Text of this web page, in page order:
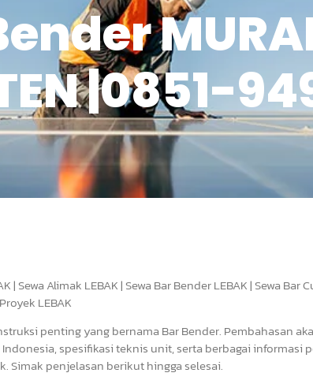
|0851-
| Sewa Alimak LEBAK | Sewa Bar Bender LEBAK | Sewa Bar
LEBAK
penting yang bernama Bar Bender. Pembahasan
spesifikasi teknis unit, serta berbagai informasi
Simak penjelasan berikut hingga selesai.